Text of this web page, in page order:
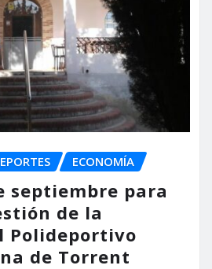
ECONOMÍA
septiembre para
de la
Polideportivo
de Torrent